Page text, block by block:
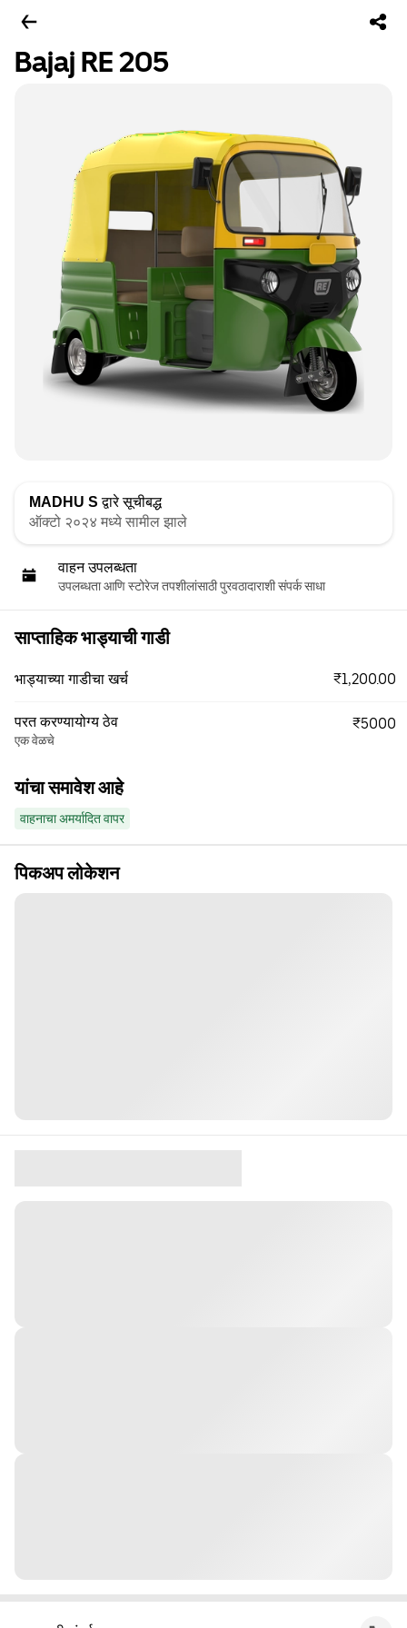
Bajaj RE 205
MADHU S द्वारे सूचीबद्ध
ऑक्टो २०२४ मध्ये सामील झाले
वाहन उपलब्धता
उपलब्धता आणि स्टोरेज तपशीलांसाठी पुरवठादाराशी संपर्क साधा
साप्ताहिक भाड्याची गाडी
भाड्याच्या गाडीचा खर्च ₹1,200.00
परत करण्यायोग्य ठेव
एक वेळचे
₹5000
यांचा समावेश आहे
वाहनाचा अमर्यादित वापर
पिकअप लोकेशन